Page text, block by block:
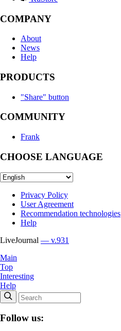
COMPANY
About
News
Help
PRODUCTS
"Share" button
COMMUNITY
Frank
CHOOSE LANGUAGE
Privacy Policy
User Agreement
Recommendation technologies
Help
LiveJournal — v.931
Main
Top
Interesting
Help
Follow us: